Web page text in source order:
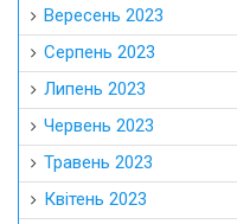
Вересень 2023
Серпень 2023
Липень 2023
Червень 2023
Травень 2023
Квітень 2023